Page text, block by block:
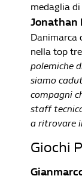
medaglia
Jonathan
Danimarca
nella top
polemiche
siamo
compagni
staff
a ritrovare
Giochi